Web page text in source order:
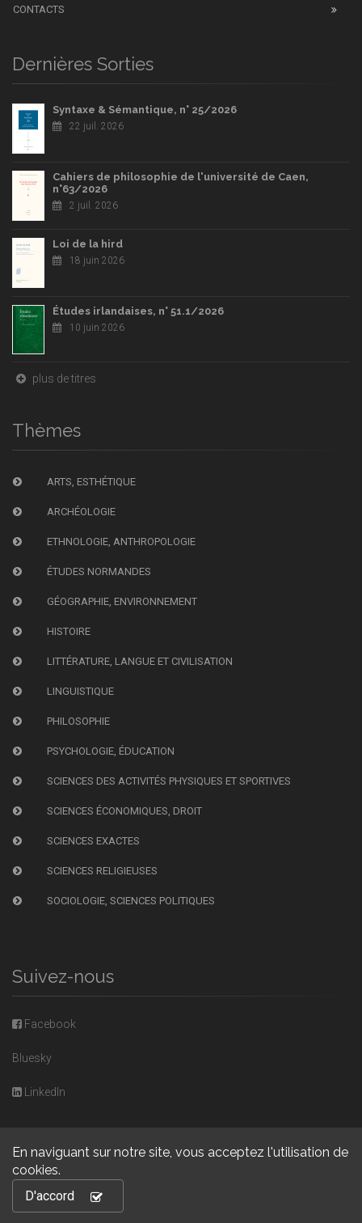
En naviguant sur notre site, vous acceptez l'utilisation de
cookies.
D'accord
CONTACTS
Dernières Sorties
Syntaxe & Sémantique, n° 25/2026
22 juil. 2026
Cahiers de philosophie de l'université de Caen,
n°63/2026
2 juil. 2026
Loi de la hird
18 juin 2026
Études irlandaises, n° 51.1/2026
10 juin 2026
plus de titres
Thèmes
ARTS, ESTHÉTIQUE
ARCHÉOLOGIE
ETHNOLOGIE, ANTHROPOLOGIE
ÉTUDES NORMANDES
GÉOGRAPHIE, ENVIRONNEMENT
HISTOIRE
LITTÉRATURE, LANGUE ET CIVILISATION
LINGUISTIQUE
PHILOSOPHIE
PSYCHOLOGIE, ÉDUCATION
SCIENCES DES ACTIVITÉS PHYSIQUES ET SPORTIVES
SCIENCES ÉCONOMIQUES, DROIT
SCIENCES EXACTES
SCIENCES RELIGIEUSES
SOCIOLOGIE, SCIENCES POLITIQUES
Suivez-nous
Facebook
Bluesky
LinkedIn